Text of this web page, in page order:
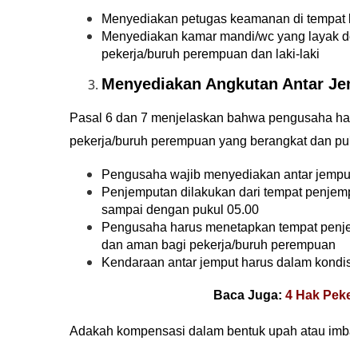
Menyediakan petugas keamanan di tempat
Menyediakan kamar mandi/wc yang layak
pekerja/buruh perempuan dan laki-laki
Menyediakan Angkutan Antar
Pasal 6 dan 7 menjelaskan bahwa pengusaha
pekerja/buruh perempuan yang berangkat dan
Pengusaha wajib menyediakan antar
Penjemputan dilakukan dari tempat
sampai dengan pukul 05.00
Pengusaha harus menetapkan tempat
dan aman bagi pekerja/buruh perempuan
Kendaraan antar jemput harus dalam
Baca Juga:4 Hak
Adakah kompensasi dalam bentuk upah atau